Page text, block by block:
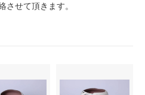
させて頂きます。